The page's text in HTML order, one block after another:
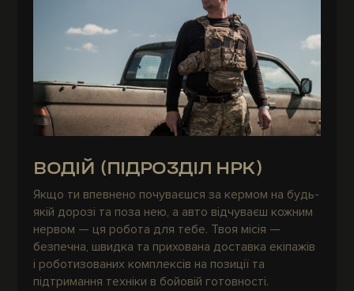
ВОДІЙ (ПІДРОЗДІЛ НРК)
Якщо ти впевнено почуваєшся за кермом на будь-
якій дорозі та поза нею, а авто відчуваєш кожним
нервом — ця робота для тебе. Твоя місія —
безпечна, швидка та прихована доставка екіпажів
і роботизованих комплексів на позиції та
підтримання техніки в бойовій готовності.